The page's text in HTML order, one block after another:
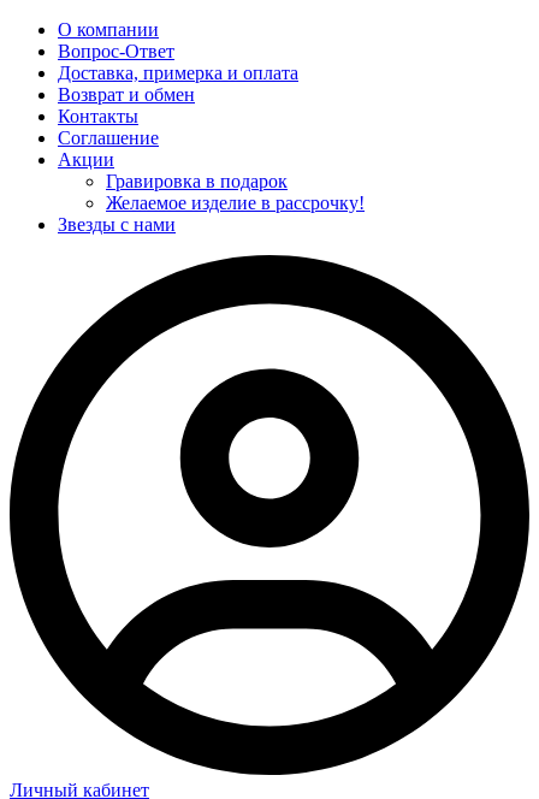
О компании
Вопрос-Ответ
Доставка, примерка и оплата
Возврат и обмен
Контакты
Соглашение
Акции
Гравировка в подарок
Желаемое изделие в рассрочку!
Звезды с нами
Личный кабинет